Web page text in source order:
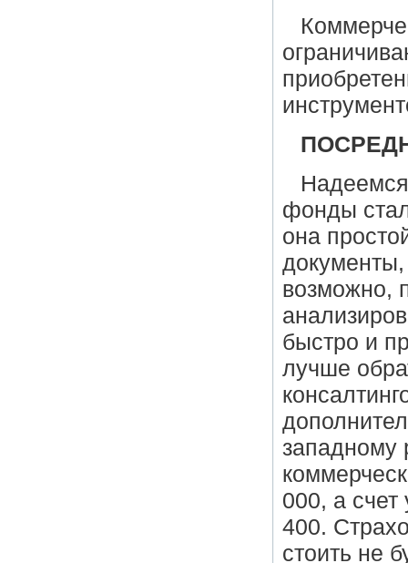
фонды
она
документы,
возможно,
быстро и
лучше
западному
000, а счет
400.
стоить не